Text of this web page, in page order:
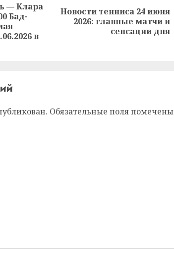
Предыдущая
— Клара
Бад-
в
Следующая
Новости тенниса 24 июня
2026: главные матчи и
сенсации дня
Обязательные поля помечены